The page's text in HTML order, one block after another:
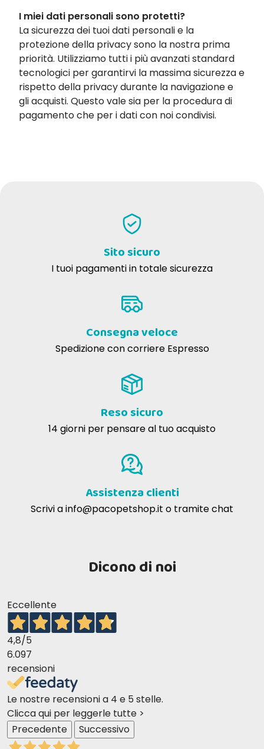
I miei dati personali sono protetti?
La sicurezza dei tuoi dati personali e la
protezione della privacy sono la nostra prima
priorità. Utilizziamo tutti i più avanzati standard
tecnologici per garantirvi la massima sicurezza e
rispetto della privacy durante la navigazione e
gli acquisti. Questo vale sia per la procedura di
pagamento che per i dati con noi condivisi.
Sito sicuro
I tuoi pagamenti in totale sicurezza
Consegna veloce
Spedizione con corriere Espresso
Reso sicuro
14 giorni per pensare al tuo acquisto
Assistenza clienti
Scrivi ainfo@pacopetshop.it o tramite chat
Dicono di noi
Eccellente
4,8/5
6.097
recensioni
Le nostre recensioni a 4 e 5 stelle.
Clicca qui per leggerle tutte >
Precedente
Successivo